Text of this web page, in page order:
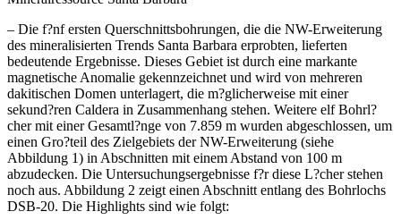
– Die f?nf ersten Querschnittsbohrungen, die die NW-Erweiterung
des mineralisierten Trends Santa Barbara erprobten, lieferten
bedeutende Ergebnisse. Dieses Gebiet ist durch eine markante
magnetische Anomalie gekennzeichnet und wird von mehreren
dakitischen Domen unterlagert, die m?glicherweise mit einer
sekund?ren Caldera in Zusammenhang stehen. Weitere elf Bohrl?
cher mit einer Gesamtl?nge von 7.859 m wurden abgeschlossen, um
einen Gro?teil des Zielgebiets der NW-Erweiterung (siehe
Abbildung 1) in Abschnitten mit einem Abstand von 100 m
abzudecken. Die Untersuchungsergebnisse f?r diese L?cher stehen
noch aus. Abbildung 2 zeigt einen Abschnitt entlang des Bohrlochs
DSB-20. Die Highlights sind wie folgt: